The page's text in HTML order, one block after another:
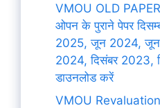
VMOU OLD
ओपन के पुराने पेपर
2025, जून 2024, जून
2024, दिसंबर 2023,
डाउनलोड करें
VMOU